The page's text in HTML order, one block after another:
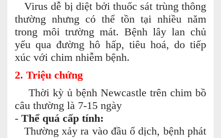
Virus dễ bị diệt bởi thuốc sát trùng thông
thường nhưng có thể tồn tại nhiều năm
trong môi trường mát. Bệnh lây lan chủ
yếu qua đường hô hấp, tiêu hoá, do tiếp
xúc với chim nhiễm bệnh.
2. Triệu chứng
Thời kỳ ủ bệnh Newcastle trên chim bồ
câu thường là 7-15 ngày
- Thể quá cấp tính:
Thường xảy ra vào đầu ổ dịch, bệnh phát